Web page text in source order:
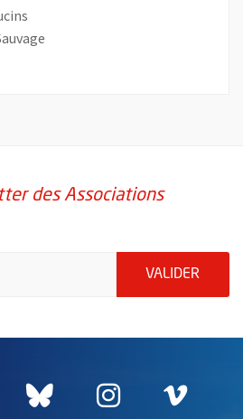
des Associations
VALIDER
nouvelle fenêtre
Ouvre une nouvelle
Bluesky
, Ouvre une
Instagram
, Ouvre
,